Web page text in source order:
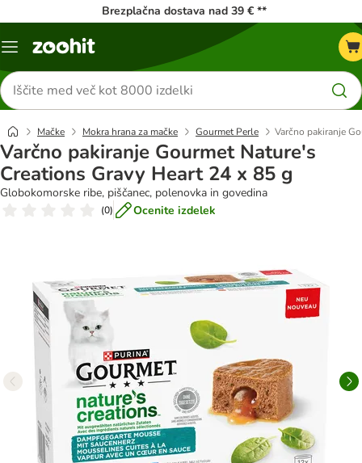
Brezplačna dostava nad 39 € **
Meni
Iskanje
izdelkov
Mačke Mokra hrana za mačke Gourmet Perle Varčno pakiranje
Varčno pakiranje Gourmet Nature's
Creations Gravy Heart 24 x 85 g
Globokomorske ribe, piščanec, polenovka in govedina
(0) Ocenite izdelek